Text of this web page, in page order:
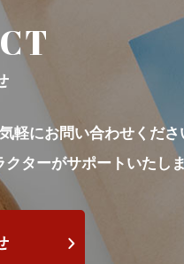
軽にお問い合わせくださ
ターがサポートいたしま